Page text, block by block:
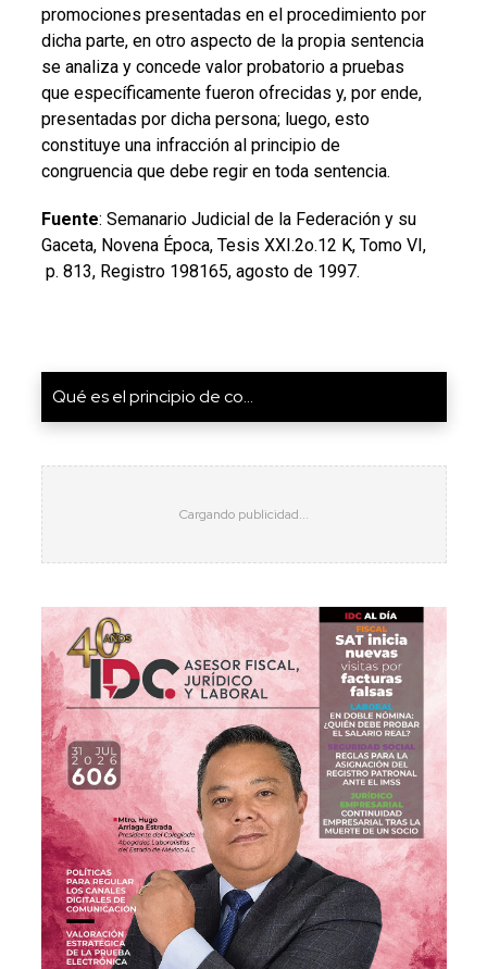
promociones presentadas en el procedimiento por
dicha parte, en otro aspecto de la propia sentencia
se analiza y concede valor probatorio a pruebas
que específicamente fueron ofrecidas y, por ende,
presentadas por dicha persona; luego, esto
constituye una infracción al principio de
congruencia que debe regir en toda sentencia.
Fuente: Semanario Judicial de la Federación y su
Gaceta, Novena Época, Tesis XXI.2o.12 K, Tomo VI,
p. 813, Registro 198165, agosto de 1997.
Qué es el principio de co...